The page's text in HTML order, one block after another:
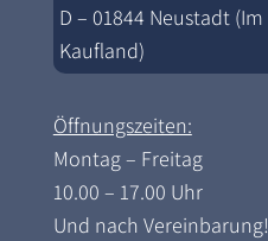
D – 01844 Neustadt (Im
Kaufland)
Öffnungszeiten:
Montag – Freitag
10.00 – 17.00 Uhr
Und nach Vereinbarung!